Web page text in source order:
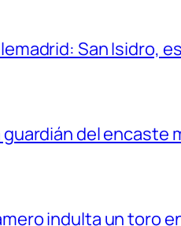
San Isidro,
guardián del encaste
indulta un toro